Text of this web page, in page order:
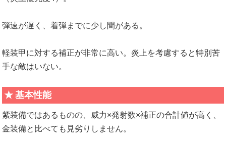
弾速が遅く、着弾までに少し間がある。
軽装甲に対する補正が非常に高い。炎上を考慮すると特別苦
手な敵はいない。
基本性能
紫装備ではあるものの、威力×発射数×補正の合計値が高く、
金装備と比べても見劣りしません。